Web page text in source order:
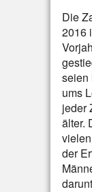
Die
2016
seien
ums
jeder
älter.
der